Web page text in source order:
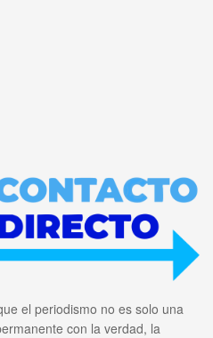
el periodismo no es solo una
con la verdad, la